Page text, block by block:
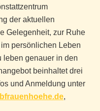
der aktuellen
Gelegenheit, zur Ruhe
persönlichen Leben
leben genauer in den
beinhaltet drei
und Anmeldung unter
,